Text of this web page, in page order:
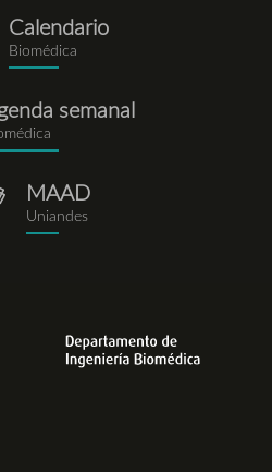
Calendario
Biomédica
semanal
MAAD
Uniandes